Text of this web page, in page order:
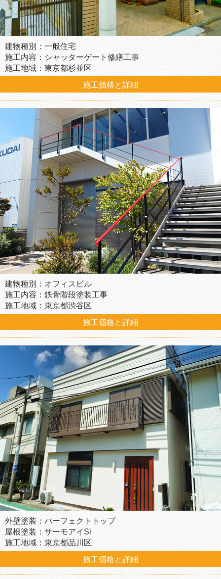
建物種別：一般住宅
施工内容：シャッターゲート修繕工事
施工地域：東京都杉並区
施工価格と詳細
建物種別：オフィスビル
施工内容：鉄骨階段塗装工事
施工地域：東京都渋谷区
施工価格と詳細
外壁塗装：パーフェクトトップ
屋根塗装：サーモアイSi
施工地域：東京都品川区
施工価格と詳細